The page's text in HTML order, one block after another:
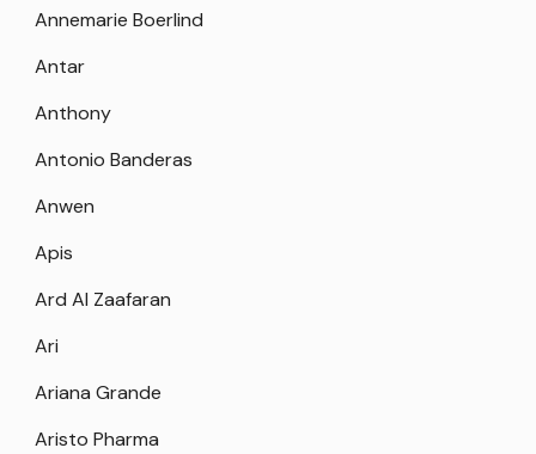
Annemarie Boerlind
Antar
Anthony
Antonio Banderas
Anwen
Apis
Ard Al Zaafaran
Ari
Ariana Grande
Aristo Pharma